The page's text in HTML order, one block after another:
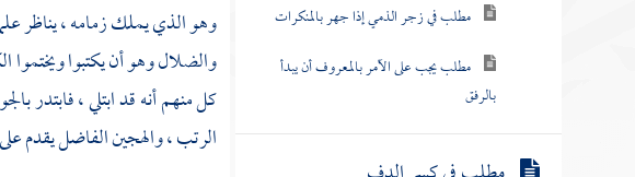
مطلب في زجر الذمي إذا جهر بالمنكرات
مطلب يجب على الآمر بالمعروف أن يبدأ
بالرفق
وهو الذي يملك زمامه ، يناظر
والضلال وهو أن يكتبوا
كل منهم أنه قد ابتلي ، فابتدر
الرتب ، والهجين الفاضل يقدم